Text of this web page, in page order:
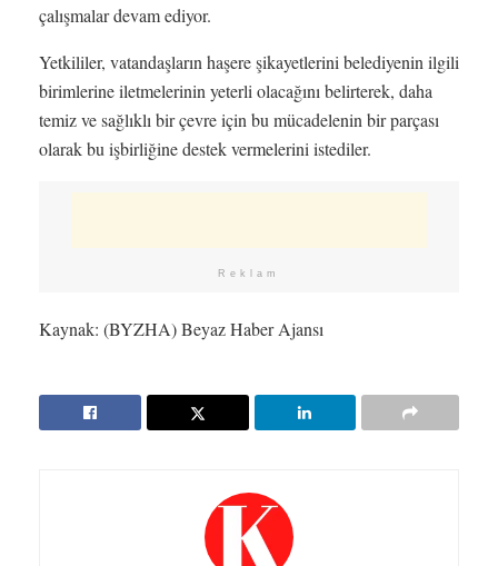
çalışmalar devam ediyor.
Yetkililer, vatandaşların haşere şikayetlerini belediyenin ilgili
birimlerine iletmelerinin yeterli olacağını belirterek, daha
temiz ve sağlıklı bir çevre için bu mücadelenin bir parçası
olarak bu işbirliğine destek vermelerini istediler.
Reklam
Kaynak: (BYZHA) Beyaz Haber Ajansı